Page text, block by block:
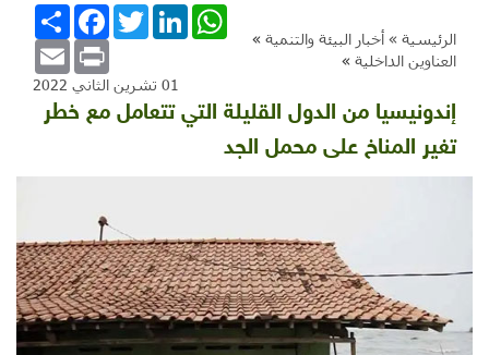
الرئيسية » أخبار البيئة والتنمية »
العناوين الداخلية »
انشر
FacebookTwitterLinkedInWhatsApp
Email Print
01 تشرين الثاني 2022
إندونيسيا من الدول القليلة التي تتعامل مع خطر
تغير المناخ على محمل الجد